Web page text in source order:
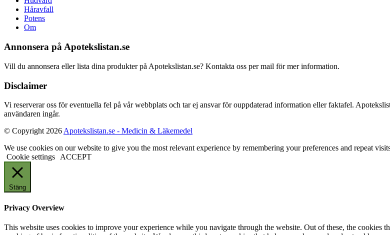
Håravfall
Potens
Om
Annonsera på Apotekslistan.se
Vill du annonsera eller lista dina produkter på Apotekslistan.se? Kontakta oss per mail för mer information.
Disclaimer
Vi reserverar oss för eventuella fel på vår webbplats och tar ej ansvar för ouppdaterad information eller faktafel.
användaren ingår.
© Copyright 2026 Apotekslistan.se - Medicin & Läkemedel
We use cookies on our website to give you the most relevant experience by remembering your preferences and repeat
Cookie settings
ACCEPT
Stäng
Privacy Overview
This website uses cookies to improve your experience while you navigate through the website. Out of these, the cookies